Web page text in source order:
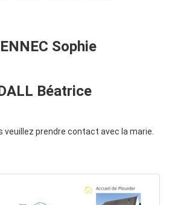
Sophie
Béatrice
veuillez prendre contact avec la marie.